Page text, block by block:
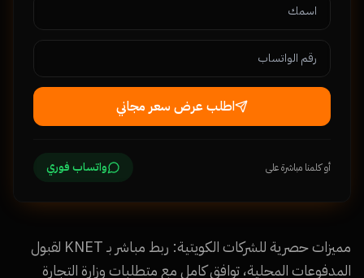
اطلب عرض سعر مجاني
أو كلمنا مباشرة على واتساب فوري
مميزات حصرية للشركات الكويتية: ربط مباشر بـ KNET لقبول
المدفوعات المحلية، توافق كامل مع متطلبات وزارة التجارة